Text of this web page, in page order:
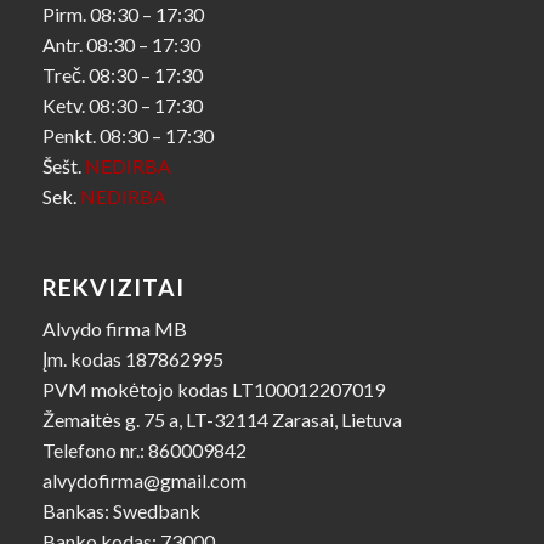
Pirm. 08:30 – 17:30
Antr. 08:30 – 17:30
Treč. 08:30 – 17:30
Ketv. 08:30 – 17:30
Penkt. 08:30 – 17:30
Šešt. NEDIRBA
Sek. NEDIRBA
REKVIZITAI
Alvydo firma MB
Įm. kodas 187862995
PVM mokėtojo kodas LT100012207019
Žemaitės g. 75 a, LT-32114 Zarasai, Lietuva
Telefono nr.: 860009842
alvydofirma@gmail.com
Bankas: Swedbank